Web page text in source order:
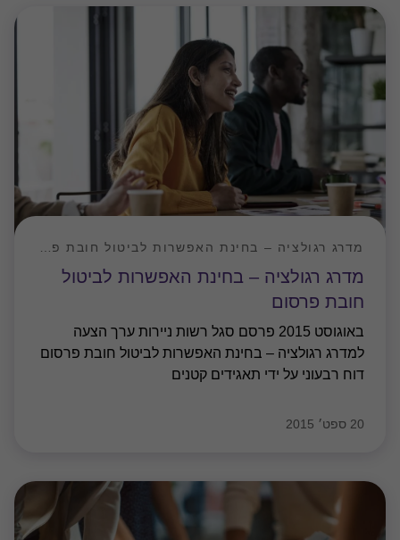
מדרג רגולציה – בחינת האפשרות לביטול
חובת פרסום
באוגוסט 2015 פרסם סגל רשות ניירות ערך הצעה
למדרג רגולציה – בחינת האפשרות לביטול חובת פרסום
דוח רבעוני על ידי תאגידים קטנים
20 ספט׳ 2015